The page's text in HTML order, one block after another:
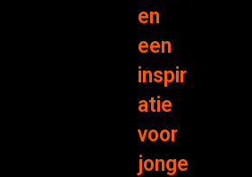
en
een
inspir
atie
voor
jonge